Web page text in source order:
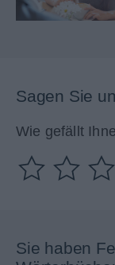
Sagen Sie
Wie gefällt
Sie haben